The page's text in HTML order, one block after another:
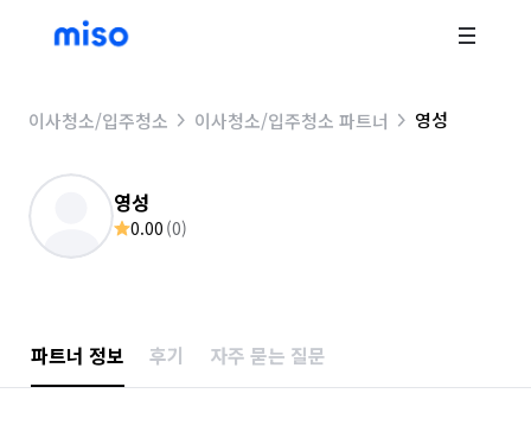
이사청소/입주청소 이사청소/입주청소 파트너 영성
영성
0.00 (0)
파트너 정보 후기 자주 묻는 질문